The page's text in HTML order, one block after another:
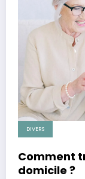
DIVERS
Comment
domicile ?